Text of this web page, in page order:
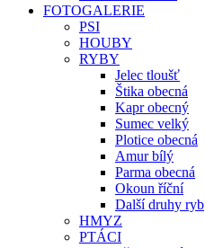
FOTOGALERIE
PSI
HOUBY
RYBY
Jelec tloušť
Štika obecná
Kapr obecný
Sumec velký
Plotice obecná
Amur bílý
Parma obecná
Okoun říční
Další druhy ryb
HMYZ
PTÁCI